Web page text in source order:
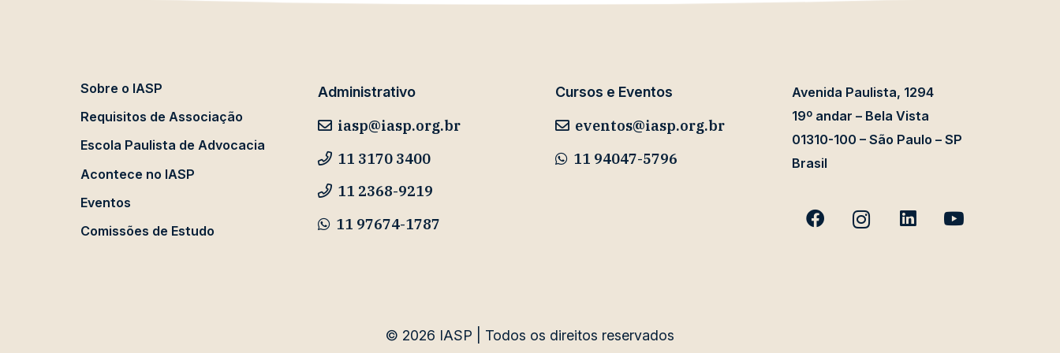
Sobre o IASP
Requisitos de Associação
Escola Paulista de Advocacia
Acontece no IASP
Eventos
Comissões de Estudo
Administrativo
iasp@iasp.org.br
11 3170 3400
11 2368-9219
11 97674-1787
Cursos e Eventos
eventos@iasp.org.br
11 94047-5796
Avenida Paulista, 1294
19º andar – Bela Vista
01310-100 – São Paulo – SP
Brasil
© 2026 IASP | Todos os direitos reservados